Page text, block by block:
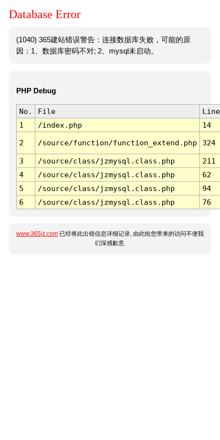
Database Error
(1040) 365建站错误警告：连接数据库失败，可能的原
因：1、数据库密码不对; 2、mysql未启动。
PHP Debug
No. File
Line
1
/index.php 14
2 /source/function/function_extend.php 324
3 /source/class/jzmysql.class.php
211
4
/source/class/jzmysql.class.php
62
5
/source/class/jzmysql.class.php
94
6
/source/class/jzmysql.class.php 76
www.365jz.com 已经将此出错信息详细记录, 由此给您带来的访问不便我
们深感歉意.